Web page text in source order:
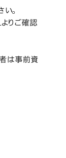
。
りご確認
は事前資